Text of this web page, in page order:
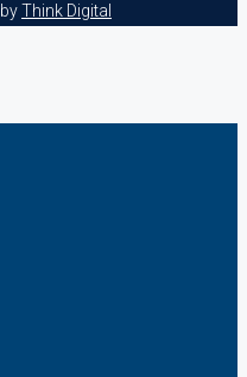
byThink Digital